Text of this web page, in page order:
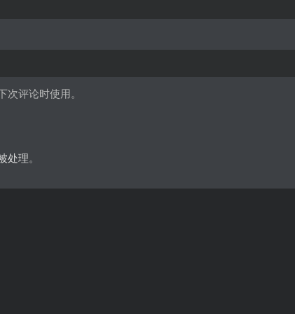
评论时使用。
处理。